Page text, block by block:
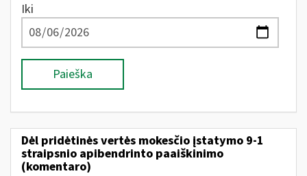
Iki
Paieška
Dėl pridėtinės vertės mokesčio įstatymo 9-1
straipsnio apibendrinto paaiškinimo
(komentaro)